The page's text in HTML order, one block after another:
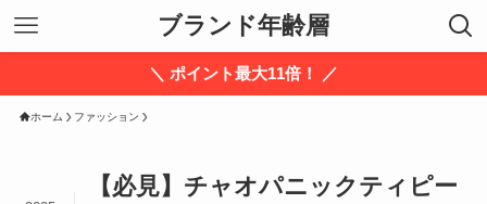
ブランド年齢層
＼ ポイント最大11倍！ ／
ホーム ファッション
【必見】チャオパニックティピー